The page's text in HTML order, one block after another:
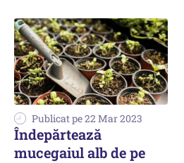
Publicat pe 22 Mar 2023
Îndepărtează
mucegaiul alb de pe